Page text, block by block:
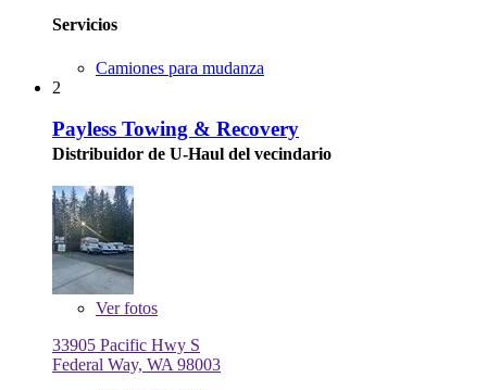
Servicios
Camiones para mudanza
2
Payless Towing & Recovery
Distribuidor de U-Haul del vecindario
Verfotos
33905 Pacific Hwy S
Federal Way, WA 98003